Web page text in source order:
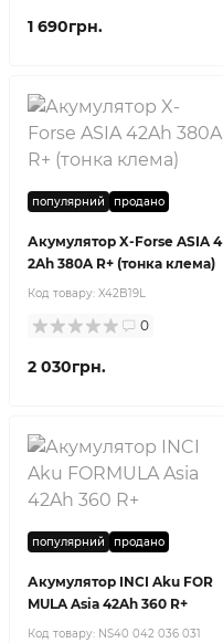
1 690грн.
популярний продано
Акумулятор X-Forse ASIA 4
2Ah 380A R+ (тонка клема)
Код товару: X42B19L
0
2 030грн.
популярний продано
Акумулятор INCI Aku FOR
MULA Asia 42Ah 360 R+
Код товару: NS40 042 036 031